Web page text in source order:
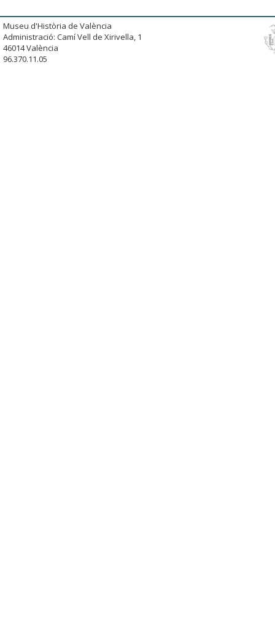
Museu d'Història de València
Administració: Camí Vell de Xirivella, 1
46014 València
96.370.11.05